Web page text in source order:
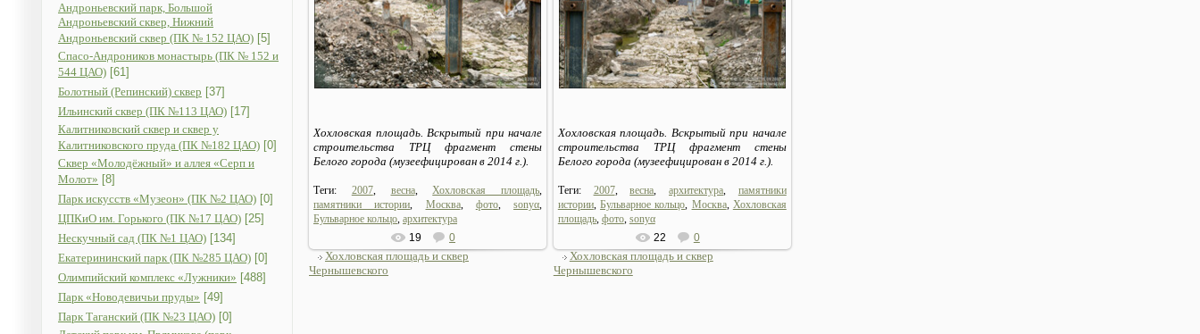
Андроньевский парк, Большой
Андроньевский сквер, Нижний
Андроньевский сквер (ПК № 152 ЦАО) [5]
Спасо-Андроников монастырь (ПК № 152 и
544 ЦАО) [61]
Болотный (Репинский) сквер [37]
Ильинский сквер (ПК №113 ЦАО) [17]
Калитниковский сквер и сквер у
Калитниковского пруда (ПК №182 ЦАО) [0]
Сквер «Молодёжный» и аллея «Серп и
Молот» [8]
Парк искусств «Музеон» (ПК №2 ЦАО) [0]
ЦПКиО им. Горького (ПК №17 ЦАО) [25]
Нескучный сад (ПК №1 ЦАО) [134]
Екатерининский парк (ПК №285 ЦАО) [0]
Олимпийский комплекс «Лужники» [488]
Парк «Новодевичьи пруды» [49]
Парк Таганский (ПК №23 ЦАО) [0]
12.06.2026
Sirius_MSK
Хохловская площадь. Вскрытый при начале
строительства ТРЦ фрагмент стены
Белого города (музеефицирован в 2014 г.).
Теги: 2007, весна,Хохловская площадь,
памятники истории, Москва, фото, sonyα,
Бульварное кольцо, архитектура
19
0
Хохловская площадь и сквер
Чернышевского
12.06.2026
Sirius_MSK
Хохловская площадь. Вскрытый при начале
строительства ТРЦ фрагмент стены
Белого города (музеефицирован в 2014 г.).
Теги: 2007,весна,архитектура, памятники
истории,Бульварное кольцо, Москва, Хохловская
площадь, фото, sonyα
22
0
Хохловская площадь и сквер
Чернышевского